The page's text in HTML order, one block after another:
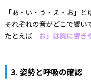
「あ・い・う・え・お」と
それぞれの音がどこで響い
たとえば 「お」は胸に響き
3. 姿勢と呼吸の確認